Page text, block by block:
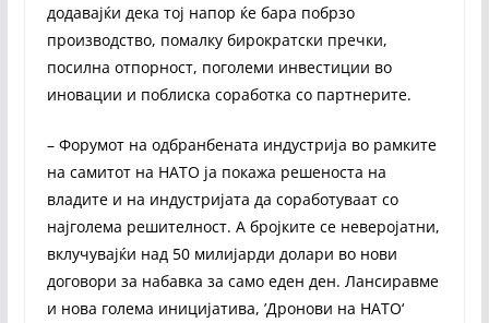
додавајќи дека тој напор ќе бара побрзо
производство, помалку бирократски пречки,
посилна отпорност, поголеми инвестиции во
иновации и поблиска соработка со партнерите.
– Форумот на одбранбената индустрија во рамките
на самитот на НАТО ја покажа решеноста на
владите и на индустријата да соработуваат со
најголема решителност. А бројките се неверојатни,
вклучувајќи над 50 милијарди долари во нови
договори за набавка за само еден ден. Лансиравме
и нова голема иницијатива, ’Дронови на НАТО‘